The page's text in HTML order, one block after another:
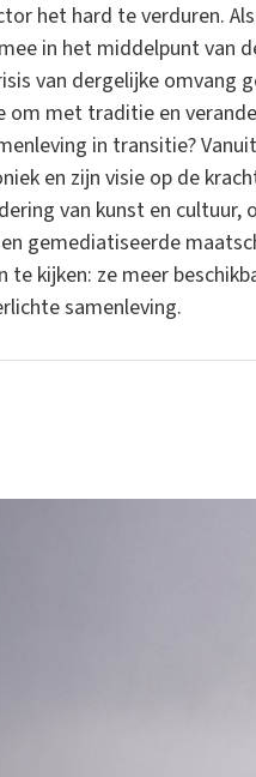
het hard te verduren.
in het middelpunt van
van dergelijke omvang
om met traditie en
in transitie?
en zijn visie op de
van kunst en cultuur,
gemediatiseerde
kijken: ze meer
samenleving.